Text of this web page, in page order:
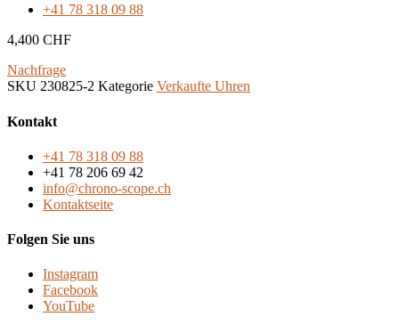
+41 78 318 09 88
4,400 CHF
Nachfrage
SKU 230825-2 Kategorie Verkaufte Uhren
Kontakt
+41 78 318 09 88
+41 78 206 69 42
info@chrono-scope.ch
Kontaktseite
Folgen Sie uns
Instagram
Facebook
YouTube